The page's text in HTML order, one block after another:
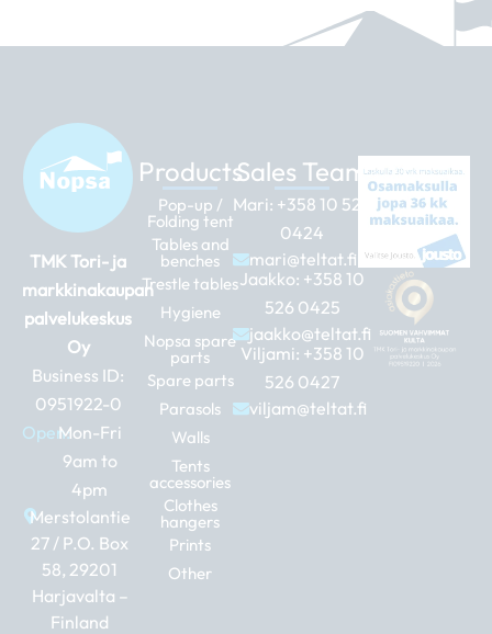
TMK Tori- ja
markkinakaupan
palvelukeskus
Oy
Business ID:
0951922-0
Open:Mon-Fri
9am to
4pm
Merstolantie
27 / P.O. Box
58, 29201
Harjavalta –
Finland
Products
Pop-up /
Folding tent
Tables and
benches
Trestle tables
Hygiene
Nopsa spare
parts
Spare parts
Parasols
Walls
Tents
accessories
Clothes
hangers
Prints
Other
Sales Team
Mari: +358 10 526
0424
mari@teltat.fi
Jaakko: +358 10
526 0425
jaakko@teltat.fi
Viljami: +358 10
526 0427
viljam@teltat.fi